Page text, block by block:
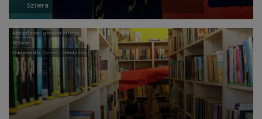
Szilera
Aktualności główna strona
Relacje
Oddział dla Dzieci i Młodzieży